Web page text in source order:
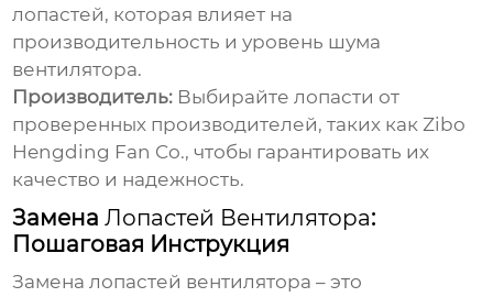
лопастей, которая влияет на
производительность и уровень шума
вентилятора.
Производитель: Выбирайтелопасти от
проверенных производителей, таких как Zibo
Hengding Fan Co., чтобы гарантировать их
качество и надежность.
ЗаменаЛопастей Вентилятора:
Пошаговая Инструкция
Заменалопастей вентилятора – это